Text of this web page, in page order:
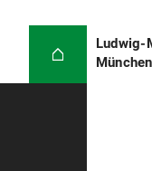
Ludwig-
München